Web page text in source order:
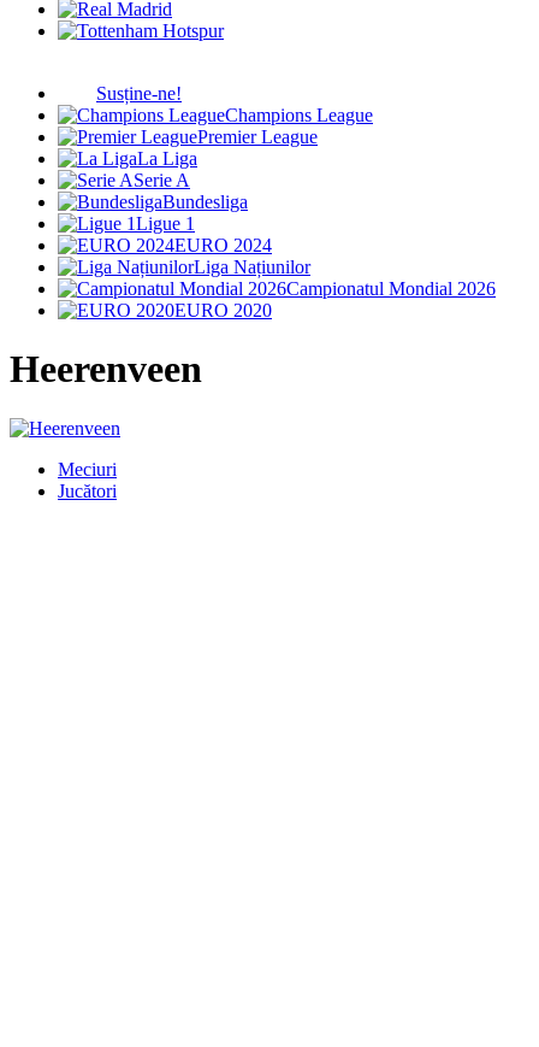
Susține-ne!
Champions League
Premier League
La Liga
Serie A
Bundesliga
Ligue 1
EURO 2024
Liga Națiunilor
Campionatul Mondial 2026
EURO 2020
Heerenveen
Meciuri
Jucători